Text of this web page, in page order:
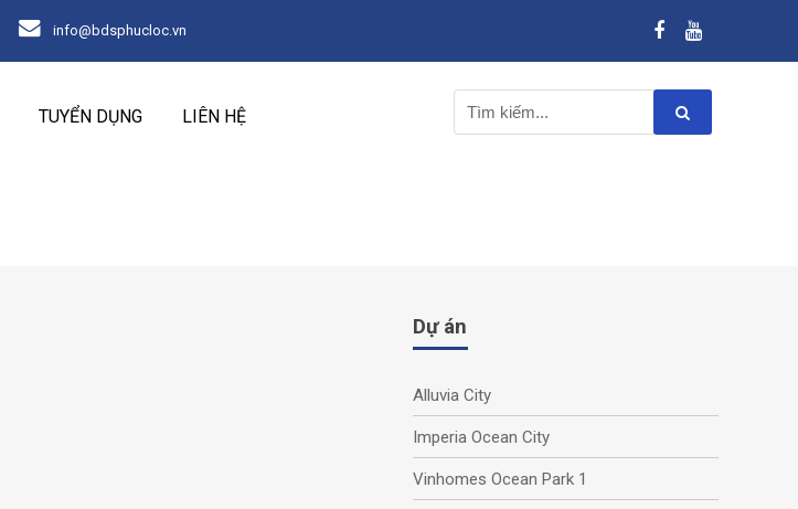
info@bdsphucloc.vn
TUYỂN DỤNG LIÊN HỆ
Dự án
Alluvia City
Imperia Ocean City
Vinhomes Ocean Park 1